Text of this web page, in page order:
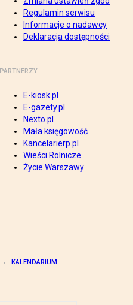
Regulamin serwisu
Informacje o nadawcy
Deklaracja dostępności
PARTNERZY
E-kiosk.pl
E-gazety.pl
Nexto.pl
Mała księgowość
Kancelarierp.pl
Wieści Rolnicze
Życie Warszawy
KALENDARIUM